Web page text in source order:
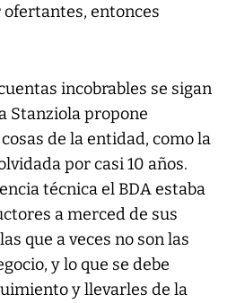
ofertantes, entonces
incobrables se sigan
Stanziola propone
de la entidad, como la
por casi 10 años.
técnica el BDA estaba
a merced de sus
que a veces no son las
y lo que se debe
y llevarles de la